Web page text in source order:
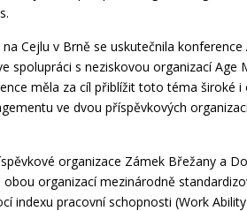
Cejlu v Brně se uskutečnila konference
spolupráci s neziskovou organizací Age
měla za cíl přiblížit toto téma široké
ve dvou příspěvkových
organizace Zámek Břežany a
organizací mezinárodně
indexu pracovní schopnosti (Work